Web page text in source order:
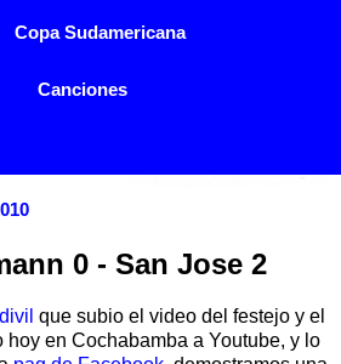
Copa Sudamericana
Canciones
0 - San Jose 2
que subio el video del festejo y el
en Cochabamba a Youtube, y lo